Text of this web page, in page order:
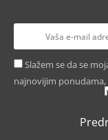
Slažem se da se
najnovijim